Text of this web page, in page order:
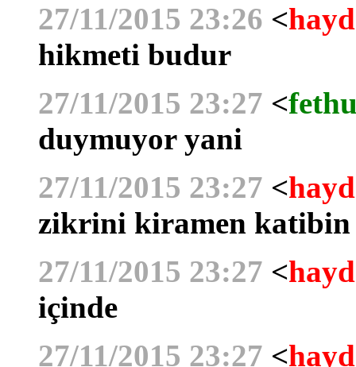
27/11/2015 23:26 <
hikmeti budur
27/11/2015 23:27 <
duymuyor yani
27/11/2015 23:27 <
zikrini kiramen katibin
27/11/2015 23:27 <
içinde
27/11/2015 23:27 <